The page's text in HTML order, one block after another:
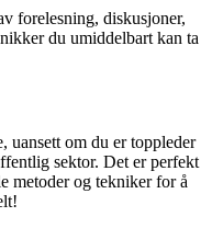
forelesning, diskusjoner,
du umiddelbart kan ta
uansett om du er toppleder
sektor. Det er perfekt
metoder og tekniker for å